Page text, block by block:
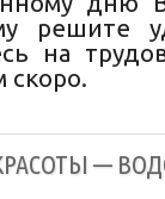
решите
на
скоро.
—